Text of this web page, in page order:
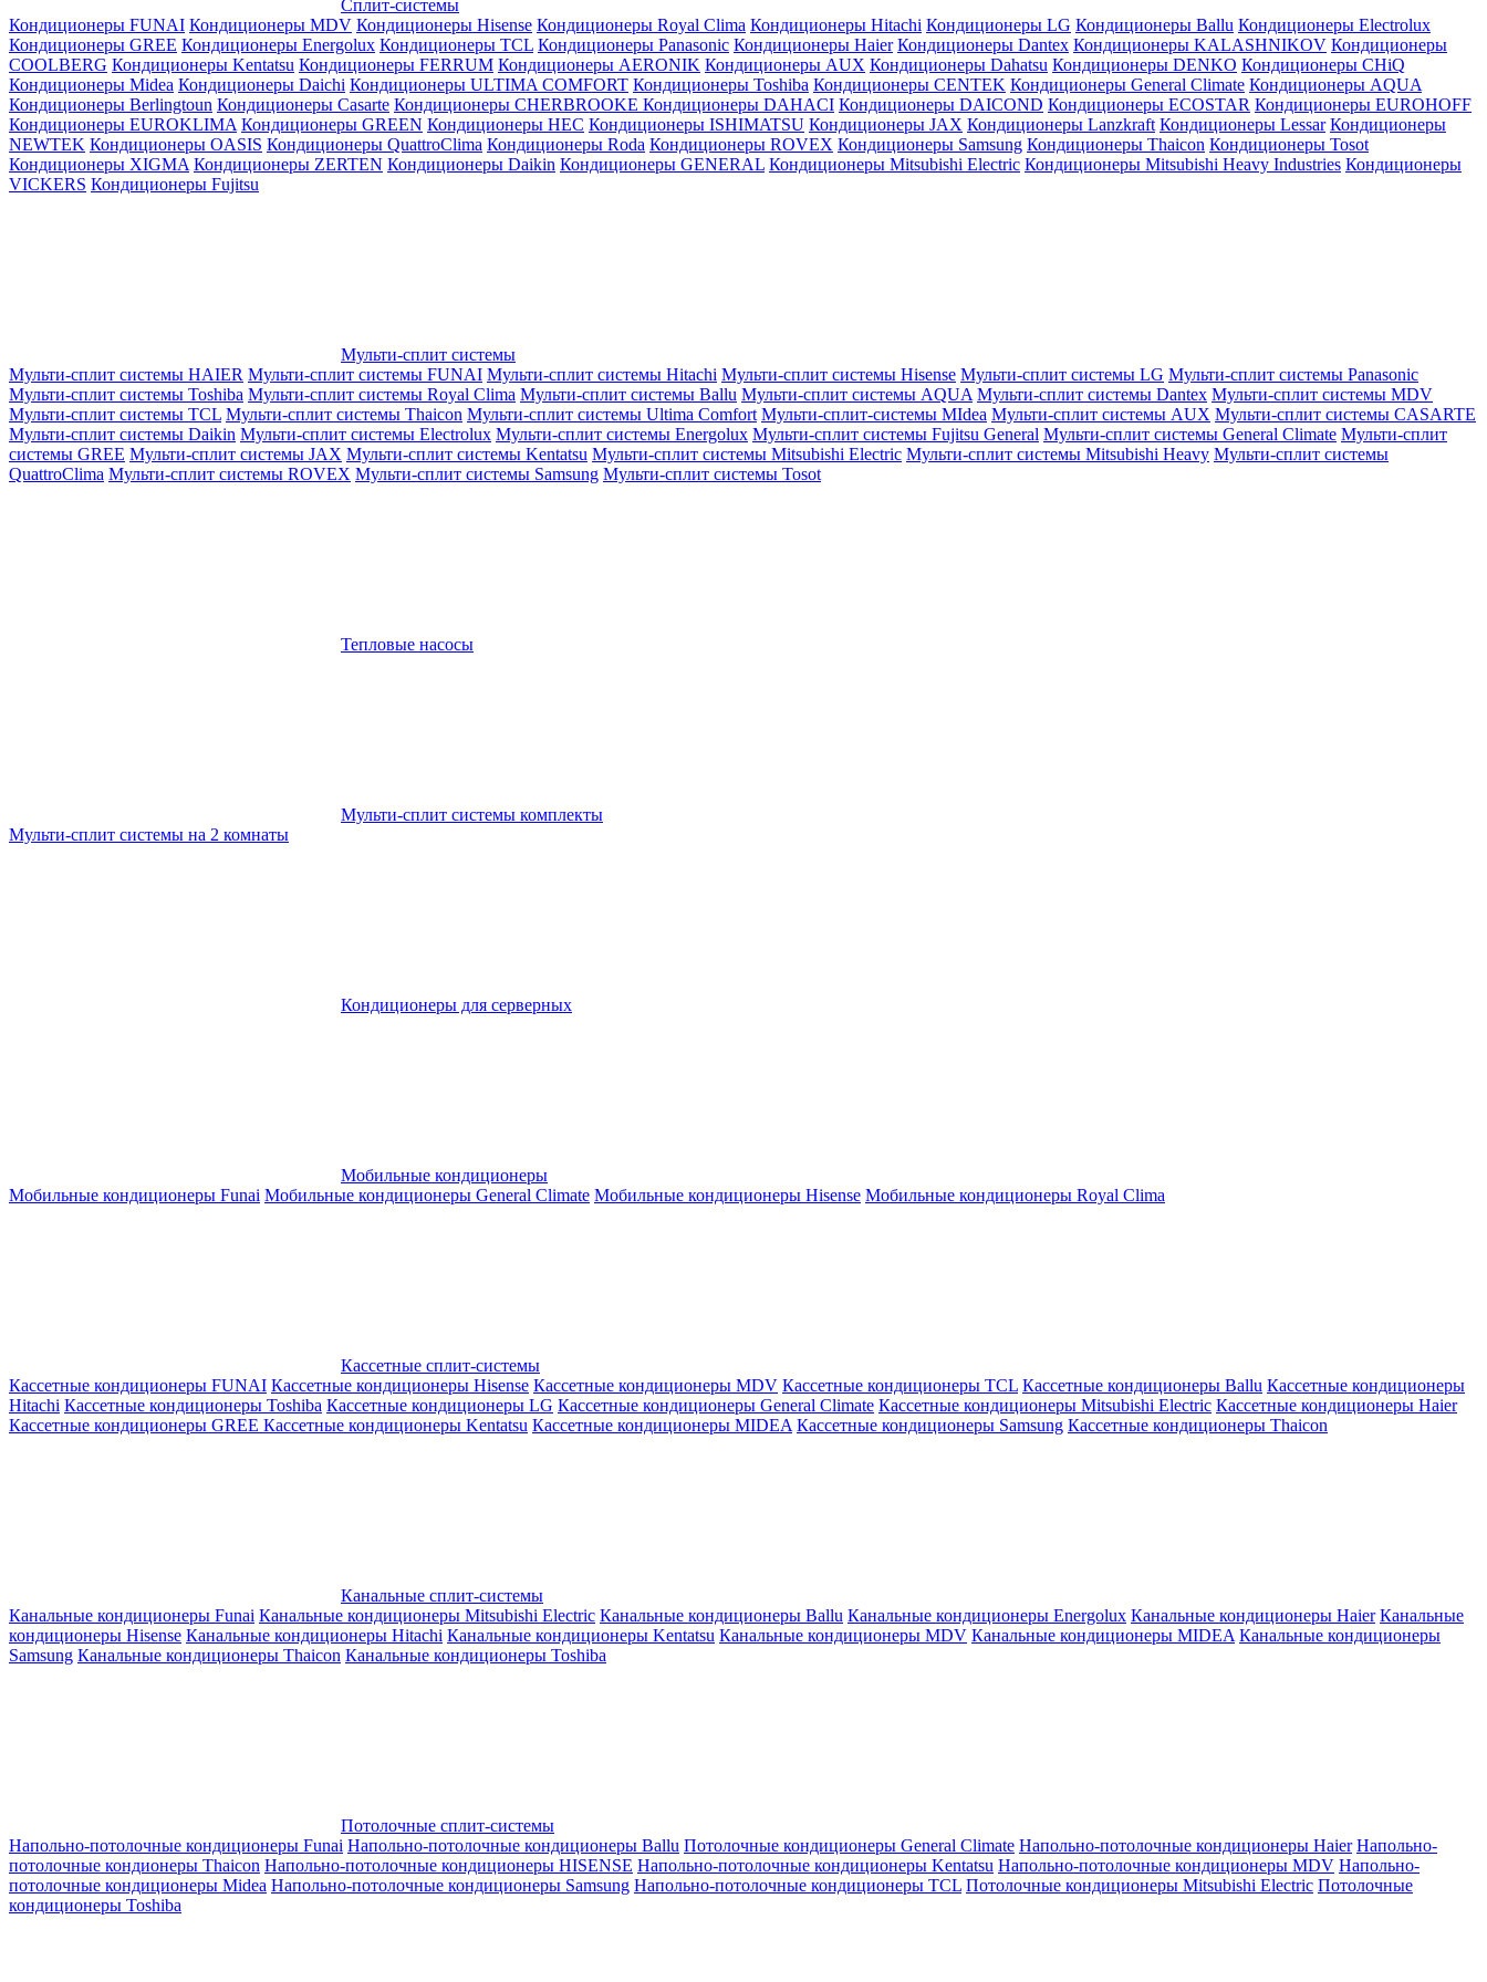
Сплит-системы
Кондиционеры FUNAI Кондиционеры MDV Кондиционеры Hisense Кондиционеры Royal Clima Кондиционеры Hitachi Кондиционеры LG Кондиционеры Ballu Кондиционеры Electrolux
Кондиционеры GREE Кондиционеры Energolux Кондиционеры TCL Кондиционеры Panasonic Кондиционеры Haier Кондиционеры Dantex Кондиционеры KALASHNIKOV Кондиционеры
СOOLBERG Кондиционеры Kentatsu Кондиционеры FERRUM Кондиционеры AERONIK Кондиционеры AUX Кондиционеры Dahatsu Кондиционеры DENKO Кондиционеры CHiQ
Кондиционеры Midea Кондиционеры Daichi Кондиционеры ULTIMA COMFORT Кондиционеры Toshiba Кондиционеры CENTEK Кондиционеры General Climate Кондиционеры AQUA
Кондиционеры Berlingtoun Кондиционеры Casarte Кондиционеры CHERBROOKE Кондиционеры DAHACI Кондиционеры DAICOND Кондиционеры ECOSTAR Кондиционеры EUROHOFF
Кондиционеры EUROKLIMA Кондиционеры GREEN Кондиционеры HEC Кондиционеры ISHIMATSU Кондиционеры JAX Кондиционеры Lanzkraft Кондиционеры Lessar Кондиционеры
NEWTEK Кондиционеры OASIS Кондиционеры QuattroClima Кондиционеры Roda Кондиционеры ROVEX Кондиционеры Samsung Кондиционеры Thaicon Кондиционеры Tosot
Кондиционеры XIGMA Кондиционеры ZERTEN Кондиционеры Daikin Кондиционеры GENERAL Кондиционеры Mitsubishi Electric Кондиционеры Mitsubishi Heavy Industries Кондиционеры
VICKERS Кондиционеры Fujitsu
Мульти-сплит системы
Мульти-сплит системы HAIER Мульти-сплит системы FUNAI Мульти-сплит системы Hitachi Мульти-сплит системы Hisense Мульти-сплит системы LG Мульти-сплит системы Panasonic
Мульти-сплит системы Toshiba Мульти-сплит системы Royal Clima Мульти-сплит системы Ballu Мульти-сплит системы AQUA Мульти-сплит системы Dantex Мульти-сплит системы MDV
Мульти-сплит системы TCL Мульти-сплит системы Thaicon Мульти-сплит системы Ultima Comfort Мульти-сплит-системы MIdea Мульти-сплит системы AUX Мульти-сплит системы CASARTE
Мульти-сплит системы Daikin Мульти-сплит системы Electrolux Мульти-сплит системы Energolux Мульти-сплит системы Fujitsu General Мульти-сплит системы General Climate Мульти-сплит
системы GREE Мульти-сплит системы JAX Мульти-сплит системы Kentatsu Мульти-сплит системы Mitsubishi Electric Мульти-сплит системы Mitsubishi Heavy Мульти-сплит системы
QuattroClima Мульти-сплит системы ROVEX Мульти-сплит системы Samsung Мульти-сплит системы Tosot
Тепловые насосы
Мульти-сплит системы комплекты
Мульти-сплит системы на 2 комнаты
Кондиционеры для серверных
Мобильные кондиционеры
Мобильные кондиционеры Funai Мобильные кондиционеры General Climate Мобильные кондиционеры Hisense Мобильные кондиционеры Royal Clima
Кассетные сплит-системы
Кассетные кондиционеры FUNAI Кассетные кондиционеры Hisense Кассетные кондиционеры MDV Кассетные кондиционеры TCL Кассетные кондиционеры Ballu Кассетные кондиционеры
Hitachi Кассетные кондиционеры Toshiba Кассетные кондиционеры LG Кассетные кондиционеры General Climate Кассетные кондиционеры Mitsubishi Electric Кассетные кондиционеры Haier
Кассетные кондиционеры GREE Кассетные кондиционеры Kentatsu Кассетные кондиционеры MIDEA Кассетные кондиционеры Samsung Кассетные кондиционеры Thaicon
Канальные сплит-системы
Канальные кондиционеры Funai Канальные кондиционеры Mitsubishi Electric Канальные кондиционеры Ballu Канальные кондиционеры Energolux Канальные кондиционеры Haier Канальные
кондиционеры Hisense Канальные кондиционеры Hitachi Канальные кондиционеры Kentatsu Канальные кондиционеры MDV Канальные кондиционеры MIDEA Канальные кондиционеры
Samsung Канальные кондиционеры Thaicon Канальные кондиционеры Toshiba
Потолочные сплит-системы
Напольно-потолочные кондиционеры Funai Напольно-потолочные кондиционеры Ballu Потолочные кондиционеры General Climate Напольно-потолочные кондиционеры Haier Напольно-
потолочные кондионеры Thaicon Напольно-потолочные кондиционеры HISENSE Напольно-потолочные кондиционеры Kentatsu Напольно-потолочные кондиционеры MDV Напольно-
потолочные кондиционеры Midea Напольно-потолочные кондиционеры Samsung Напольно-потолочные кондиционеры TCL Потолочные кондиционеры Mitsubishi Electric Потолочные
кондиционеры Toshiba